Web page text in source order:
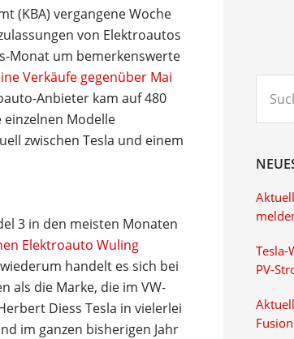
(KBA) vergangene Woche
von Elektroautos
Monat um bemerkenswerte
Verkäufe gegenüber Mai
Anbieter kam auf 480
einzelnen Modelle
zwischen Tesla und einem
3 in den meisten Monaten
Elektroauto Wuling
handelt es sich bei
als die Marke, die im VW-
Diess Tesla in vielerlei
im ganzen bisherigen Jahr
Tesla-
PV-